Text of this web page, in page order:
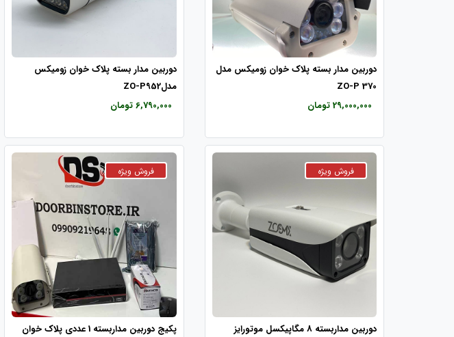
دوربین مدار بسته پلاک خوان زومیکس مدل
ZO-P 370
29,000,000 تومان
دوربین مدار بسته پلاک خوان زومیکس
مدلZO-P952
6,790,000 تومان
دوربین مداربسته 8 مگاپیکسل موتورایز
پکیج دوربین مداربسته 1 عددی پلاک خوان